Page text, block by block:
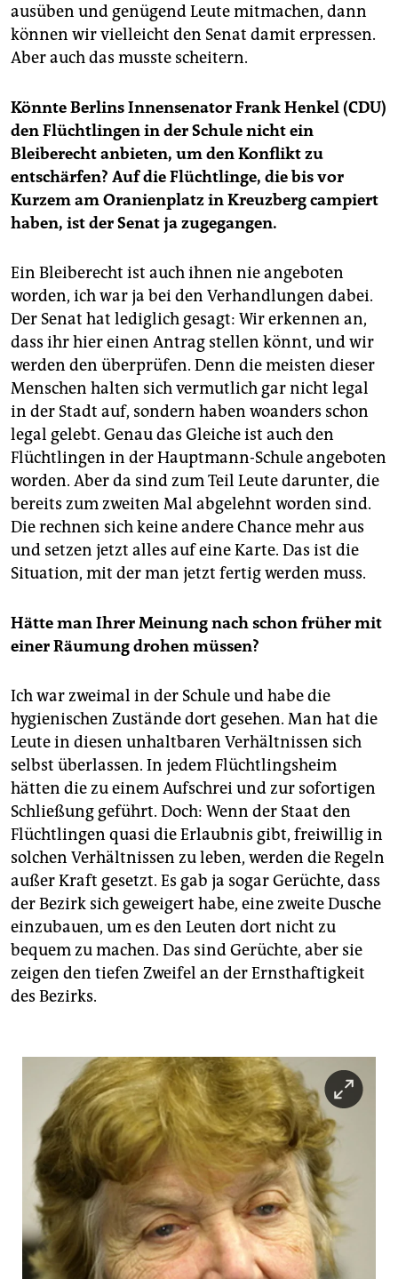
ausüben und genügend Leute mitmachen, dann
können wir vielleicht den Senat damit erpressen.
Aber auch das musste scheitern.
Könnte Berlins Innensenator Frank Henkel (CDU)
den Flüchtlingen in der Schule nicht ein
Bleiberecht anbieten, um den Konflikt zu
entschärfen? Auf die Flüchtlinge, die bis vor
Kurzem am Oranienplatz in Kreuzberg campiert
haben, ist der Senat ja zugegangen.
Ein Bleiberecht ist auch ihnen nie angeboten
worden, ich war ja bei den Verhandlungen dabei.
Der Senat hat lediglich gesagt: Wir erkennen an,
dass ihr hier einen Antrag stellen könnt, und wir
werden den überprüfen. Denn die meisten dieser
Menschen halten sich vermutlich gar nicht legal
in der Stadt auf, sondern haben woanders schon
legal gelebt. Genau das Gleiche ist auch den
Flüchtlingen in der Hauptmann-Schule angeboten
worden. Aber da sind zum Teil Leute darunter, die
bereits zum zweiten Mal abgelehnt worden sind.
Die rechnen sich keine andere Chance mehr aus
und setzen jetzt alles auf eine Karte. Das ist die
Situation, mit der man jetzt fertig werden muss.
Hätte man Ihrer Meinung nach schon früher mit
einer Räumung drohen müssen?
Ich war zweimal in der Schule und habe die
hygienischen Zustände dort gesehen. Man hat die
Leute in diesen unhaltbaren Verhältnissen sich
selbst überlassen. In jedem Flüchtlingsheim
hätten die zu einem Aufschrei und zur sofortigen
Schließung geführt. Doch: Wenn der Staat den
Flüchtlingen quasi die Erlaubnis gibt, freiwillig in
solchen Verhältnissen zu leben, werden die Regeln
außer Kraft gesetzt. Es gab ja sogar Gerüchte, dass
der Bezirk sich geweigert habe, eine zweite Dusche
einzubauen, um es den Leuten dort nicht zu
bequem zu machen. Das sind Gerüchte, aber sie
zeigen den tiefen Zweifel an der Ernsthaftigkeit
des Bezirks.